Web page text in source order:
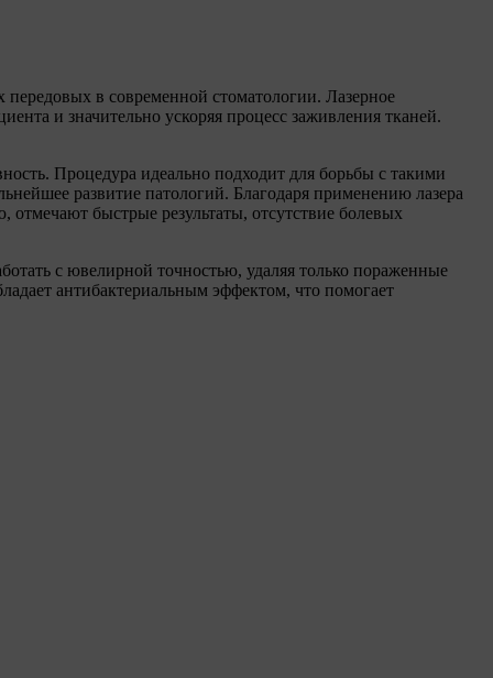
передовых в современной стоматологии. Лазерное
и значительно ускоряя процесс заживления тканей.
Процедура идеально подходит для борьбы с такими
развитие патологий. Благодаря применению лазера
быстрые результаты, отсутствие болевых
с ювелирной точностью, удаляя только пораженные
антибактериальным эффектом, что помогает